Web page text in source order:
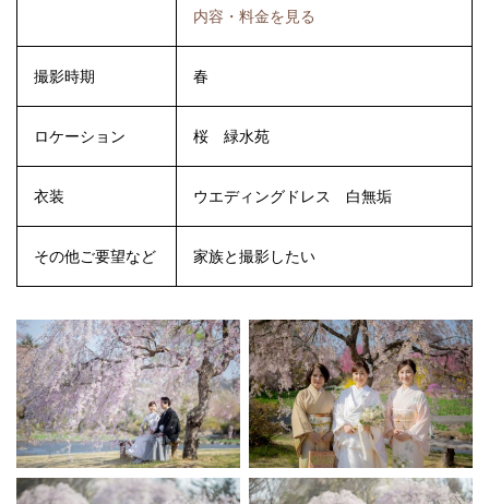
内容・料金を見る
撮影時期 春
ロケーション 桜 緑水苑
衣装 ウエディングドレス 白無垢
その他ご要望など 家族と撮影したい